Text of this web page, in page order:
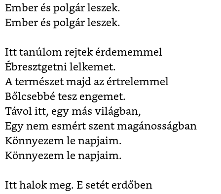
Ember és polgár leszek.
Ember és polgár leszek.
Itt tanúlom rejtek érdememmel
Ébresztgetni lelkemet.
A természet majd az értrelemmel
Bőlcsebbé tesz engemet.
Távol itt, egy más világban,
Egy nem esmért szent magánosságban
Könnyezem le napjaim.
Könnyezem le napjaim.
Itt halok meg. E setét erdőben